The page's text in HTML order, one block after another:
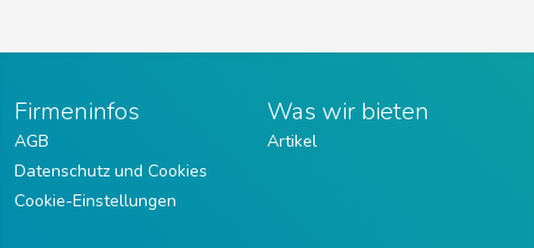
Firmeninfos
AGB
Datenschutz und Cookies
Cookie-Einstellungen
Was wir bieten
Artikel